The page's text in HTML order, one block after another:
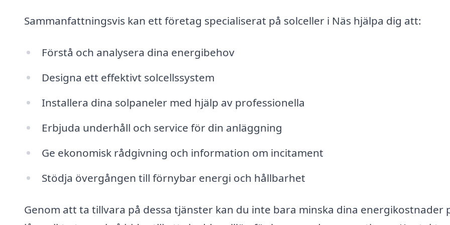
Sammanfattningsvis kan ett företag specialiserat på solceller i Näs hjälpa dig att:
Förstå och analysera dina energibehov
Designa ett effektivt solcellssystem
Installera dina solpaneler med hjälp av professionella
Erbjuda underhåll och service för din anläggning
Ge ekonomisk rådgivning och information om incitament
Stödja övergången till förnybar energi och hållbarhet
Genom att ta tillvara på dessa tjänster kan du inte bara minska dina energikostnader